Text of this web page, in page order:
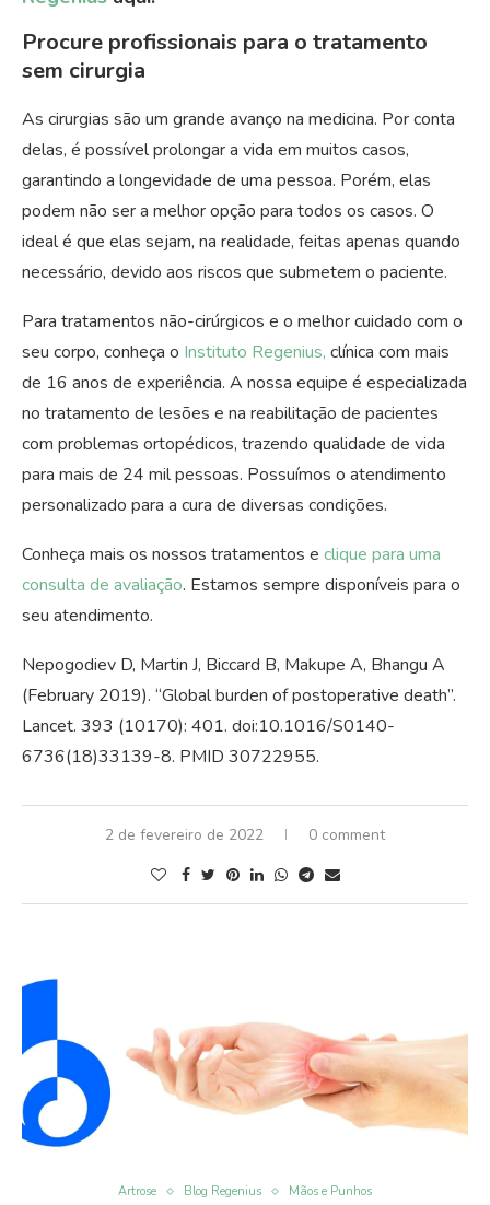
Procure profissionais para o tratamento
sem cirurgia
As cirurgias são um grande avanço na medicina. Por conta
delas, é possível prolongar a vida em muitos casos,
garantindo a longevidade de uma pessoa. Porém, elas
podem não ser a melhor opção para todos os casos. O
ideal é que elas sejam, na realidade, feitas apenas quando
necessário, devido aos riscos que submetem o paciente.
Para tratamentos não-cirúrgicos e o melhor cuidado com o
seu corpo, conheça o Instituto Regenius, clínica com mais
de 16 anos de experiência. A nossa equipe é especializada
no tratamento de lesões e na reabilitação de pacientes
com problemas ortopédicos, trazendo qualidade de vida
para mais de 24 mil pessoas. Possuímos o atendimento
personalizado para a cura de diversas condições.
Conheça mais os nossos tratamentos e clique para uma
consulta de avaliação. Estamos sempre disponíveis para o
seu atendimento.
Nepogodiev D, Martin J, Biccard B, Makupe A, Bhangu A
(February 2019). “Global burden of postoperative death”.
Lancet. 393 (10170): 401. doi:10.1016/S0140-
6736(18)33139-8. PMID 30722955.
2 de fevereiro de 2022 0 comment
Artrose Blog Regenius Mãos e Punhos